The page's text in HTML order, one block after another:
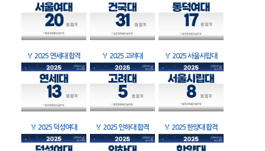
🏅 2025 연세대 합격 🏅 2025 고려대 🏅 2025 서울시립대
🏅 2025 덕성여대 🏅 2025 인하대 합격 🏅 2025 한양대 합격